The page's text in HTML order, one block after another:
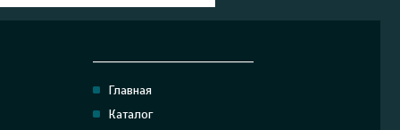
Главная
Каталог